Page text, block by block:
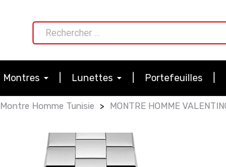
Montres Lunettes Portefeuilles
Montre Homme Tunisie MONTRE HOMME